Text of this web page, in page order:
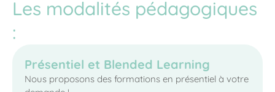
Les modalités pédagogiques
:
Présentiel et Blended Learning
Nous proposons des formations en présentiel à votre